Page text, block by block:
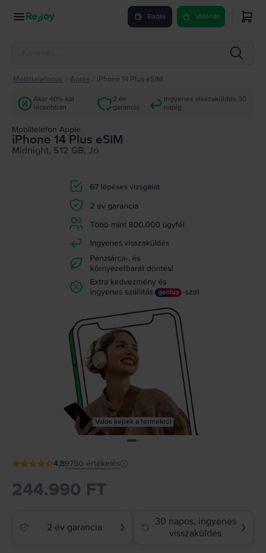
Eladás Vásárlás
Mobiltelefonok Apple iPhone 14 Plus eSIM
Akár 40%-kal
olcsóbban
2 év
garancia
Ingyenes visszaküldés 30
napig
Mobiltelefon Apple
iPhone 14 Plus eSIM
Midnight, 512 GB, Jó
Valós képek a termékről
4.89750 értékelés
244.990 FT
2 év garancia ❯
30 napos, ingyenes
visszaküldés
❯